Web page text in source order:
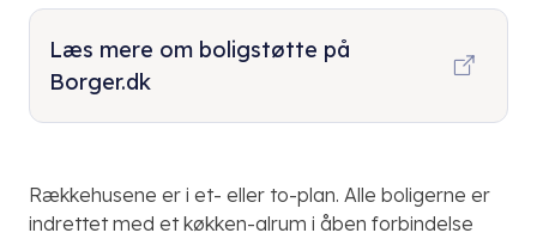
Rækkehusene er i et- eller to-plan. Alle boligerne er
indrettet med et køkken-alrum i åben forbindelse
Læs mere om boligstøtte på
Borger.dk